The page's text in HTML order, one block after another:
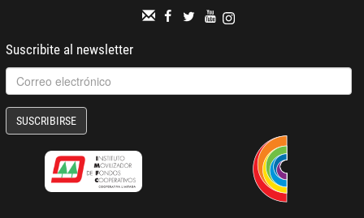
Suscribite al newsletter
SUSCRIBIRSE